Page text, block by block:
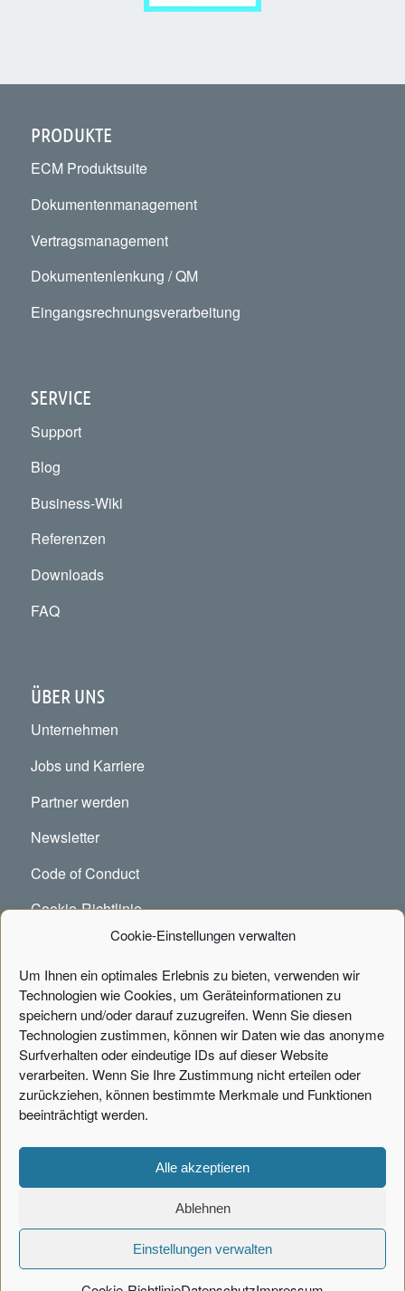
Cookie-Einstellungen verwalten
Um Ihnen ein optimales Erlebnis zu bieten, verwenden wir
Technologien wie Cookies, um Geräteinformationen zu
speichern und/oder darauf zuzugreifen. Wenn Sie diesen
Technologien zustimmen, können wir Daten wie das anonyme
Surfverhalten oder eindeutige IDs auf dieser Website
verarbeiten. Wenn Sie Ihre Zustimmung nicht erteilen oder
zurückziehen, können bestimmte Merkmale und Funktionen
beeinträchtigt werden.
Alle akzeptieren
Ablehnen
Einstellungen verwalten
PRODUKTE
ECM Produktsuite
Dokumentenmanagement
Vertragsmanagement
Dokumentenlenkung / QM
Eingangsrechnungsverarbeitung
SERVICE
Support
Blog
Business-Wiki
Referenzen
Downloads
FAQ
ÜBER UNS
Unternehmen
Jobs und Karriere
Partner werden
Newsletter
Code of Conduct
Cookie-Richtlinie
KONTAKT
Portal Systems AG
Fischertwiete 1, Chilehaus B
20095 Hamburg
Tel.:+49 40 226040-00
© Portal Systems AG 2026